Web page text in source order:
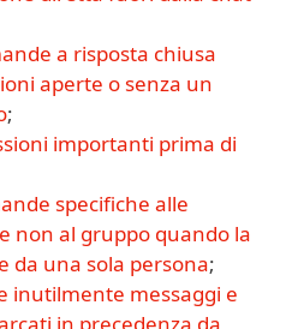
a risposta chiusa
aperte o senza un
;
importanti prima di
specifiche alle
non al gruppo quando la
da una sola persona;
inutilmente messaggi e
in precedenza da